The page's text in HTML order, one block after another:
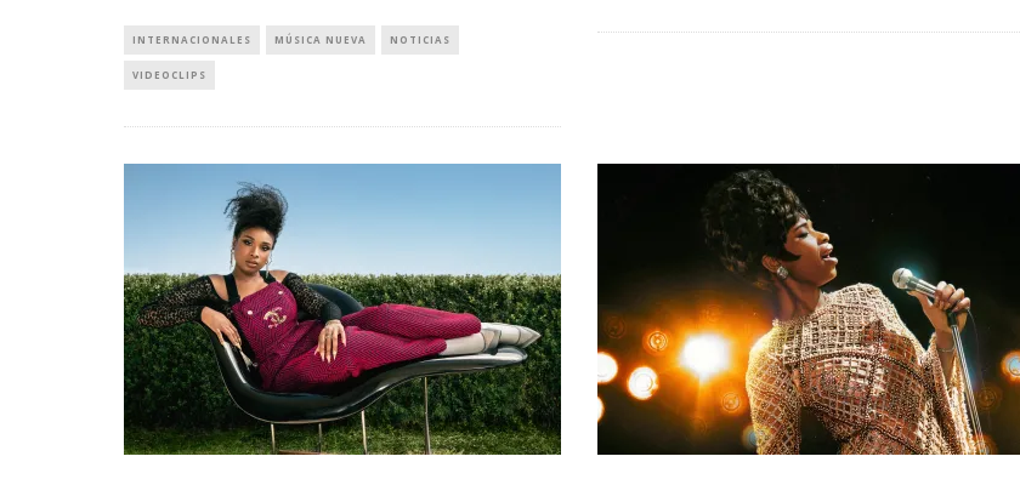
INTERNACIONALES MÚSICA NUEVA NOTICIAS
VIDEOCLIPS